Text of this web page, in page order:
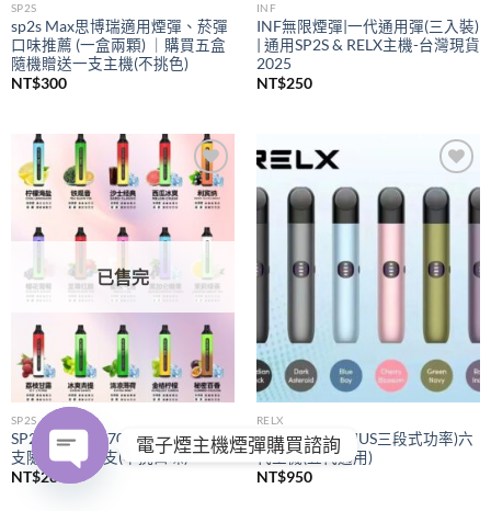
SP2S
sp2s Max思博瑞適用煙彈、菸彈
口味推薦 (一盒兩顆) ｜購買五盒
隨機贈送一支主機(不挑色)
NT$300
INF
INF無限煙彈|一代通用彈(三入裝)
| 通用SP2S & RELX主機-台灣現貨
2025
NT$250
Add to
wishlist
已售完
SP2S
SP2S拋棄式
7000口｜購買五
支隨機贈送一支(不挑口味)
NT$280
Add to
wishlist
RELX
RELX悅刻
(PIUS三段式功率)六
代主機(五代通用)
NT$950
電子煙主機煙彈購買諮詢